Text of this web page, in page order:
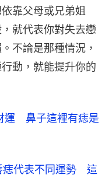
靠父母或兄弟姐
就代表你對失去戀
不論是那種情況，
動，就能提升你的
　鼻子這裡有痣是
代表不同運勢　這